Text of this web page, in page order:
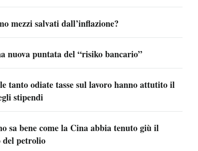
mezzi salvati dall’inflazione?
nuova puntata del “risiko bancario”
tanto odiate tasse sul lavoro hanno attutito il
stipendi
sa bene come la Cina abbia tenuto giù il
del petrolio